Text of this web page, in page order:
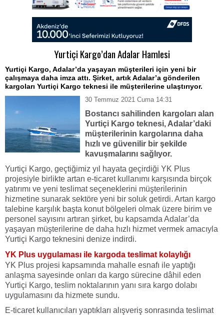
Yurtiçi Kargo’dan Adalar Hamlesi
Yurtiçi Kargo, Adalar’da yaşayan müşterileri için yeni bir
çalışmaya daha imza attı. Şirket, artık Adalar’a gönderilen
kargoları Yurtiçi Kargo teknesi ile müşterilerine ulaştırıyor.
30 Temmuz 2021 Cuma 14:31
Bostancı sahilinden kargoları alan
Yurtiçi Kargo teknesi, Adalar’daki
müşterilerinin kargolarına daha
hızlı ve güvenilir bir şekilde
kavuşmalarını sağlıyor.
Yurtiçi Kargo, geçtiğimiz yıl hayata geçirdiği YK Plus
projesiyle birlikte artan e-ticaret kullanımı karşısında birçok
yatırımı ve yeni teslimat seçeneklerini müşterilerinin
hizmetine sunarak sektöre yeni bir soluk getirdi. Artan kargo
talebine karşılık başta konut bölgeleri olmak üzere birim ve
personel sayısını artıran şirket, bu kapsamda Adalar’da
yaşayan müşterilerine de daha hızlı hizmet vermek amacıyla
Yurtiçi Kargo teknesini denize indirdi.
YK Plus uygulaması ile kargoda teslimat kolaylığı
YK Plus projesi kapsamında mahalle esnafı ile yaptığı
anlaşma sayesinde onları da kargo sürecine dâhil eden
Yurtiçi Kargo, teslim noktalarının yanı sıra kargo dolabı
uygulamasını da hizmete sundu.
E-ticaret kullanıcıları yaptıkları alışveriş sonrasında teslimat